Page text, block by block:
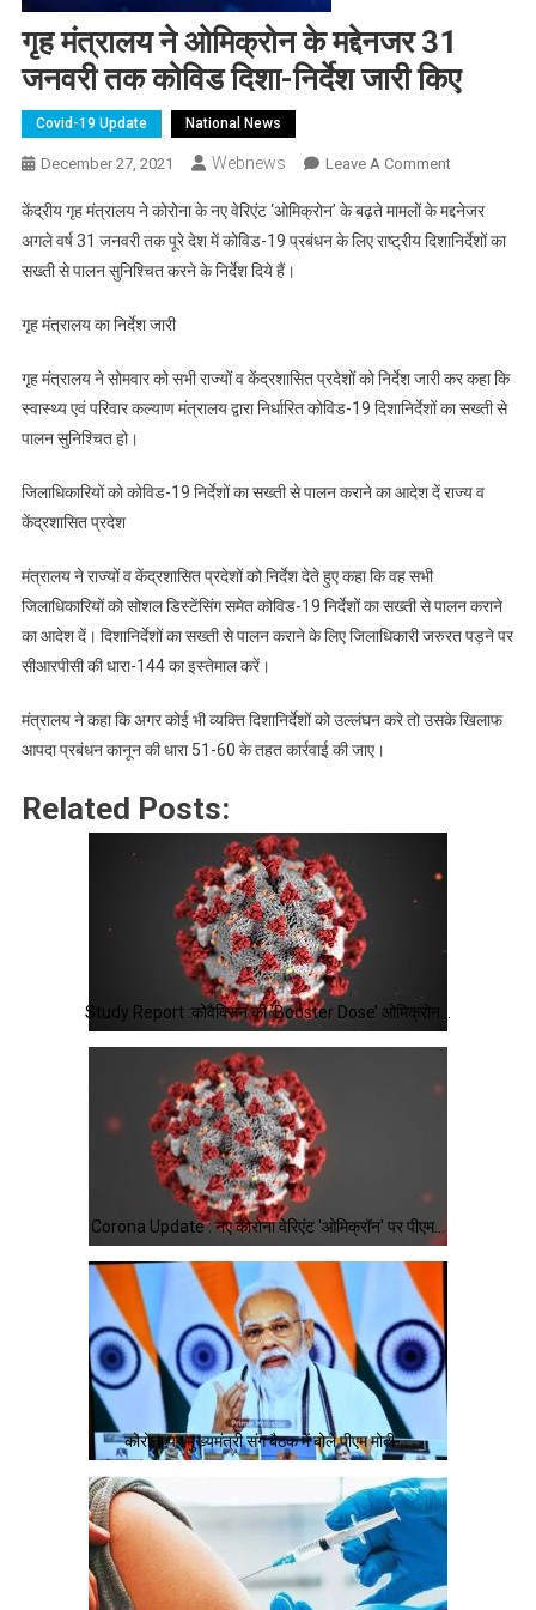
गृह मंत्रालय ने ओमिक्रोन के मद्देनजर 31
जनवरी तक कोविड दिशा-निर्देश जारी किए
Covid-19 Update National News
December 27, 2021 Webnews Leave A CommentOn
मंत्रालय
ने
जनवरी
तक
निर्देश
केंद्रीय गृह मंत्रालय ने कोरोना के नए वेरिएंट ‘ओमिक्रोन’ के बढ़ते मामलों के मद्दनेजर
अगले वर्ष 31 जनवरी तक पूरे देश में कोविड-19 प्रबंधन के लिए राष्ट्रीय दिशानिर्देशों का
सख्ती से पालन सुनिश्चित करने के निर्देश दिये हैं।
गृह मंत्रालय का निर्देश जारी
गृह मंत्रालय ने सोमवार को सभी राज्यों व केंद्रशासित प्रदेशों को निर्देश जारी कर कहा कि
स्वास्थ्य एवं परिवार कल्याण मंत्रालय द्वारा निर्धारित कोविड-19 दिशानिर्देशों का सख्ती से
पालन सुनिश्चित हो।
जिलाधिकारियों को कोविड-19 निर्देशों का सख्ती से पालन कराने का आदेश दें राज्य व
केंद्रशासित प्रदेश
मंत्रालय ने राज्यों व केंद्रशासित प्रदेशों को निर्देश देते हुए कहा कि वह सभी
जिलाधिकारियों को सोशल डिस्टेंसिंग समेत कोविड-19 निर्देशों का सख्ती से पालन कराने
का आदेश दें। दिशानिर्देशों का सख्ती से पालन कराने के लिए जिलाधिकारी जरुरत पड़ने पर
सीआरपीसी की धारा-144 का इस्तेमाल करें।
मंत्रालय ने कहा कि अगर कोई भी व्यक्ति दिशानिर्देशों को उल्लंघन करे तो उसके खिलाफ
आपदा प्रबंधन कानून की धारा 51-60 के तहत कार्रवाई की जाए।
Related Posts:
Study Report :कोवैक्सिन की ‘Booster Dose’ ओमिक्रोन…
Corona Update : नए कोरोना वेरिएंट 'ओमिक्रॉन' पर पीएम…
कोरोना पर मुख्यमंत्री संग बैठक में बोले पीएम मोदी-…